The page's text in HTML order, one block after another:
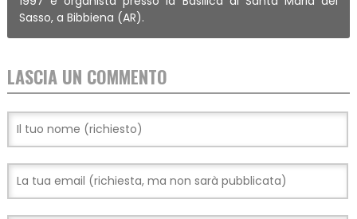
Sasso, a Bibbiena (AR).
LASCIA UN COMMENTO